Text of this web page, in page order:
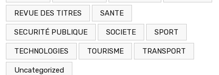
REVUE DES TITRES SANTE
SECURITÉ PUBLIQUE SOCIETE SPORT
TECHNOLOGIES TOURISME TRANSPORT
Uncategorized